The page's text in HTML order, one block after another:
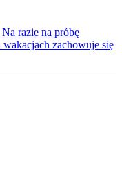
razie na próbę
zachowuje się